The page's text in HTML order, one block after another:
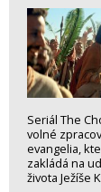
Seriál The
volné
evangelia,
zakládá na
života Ježíše